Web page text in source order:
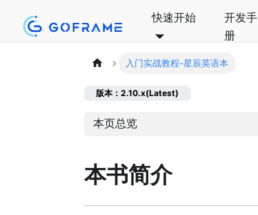
快速开始
开发手
册
入门实战教程-星辰英语本
版本：2.10.x(Latest)
本页总览
本书简介